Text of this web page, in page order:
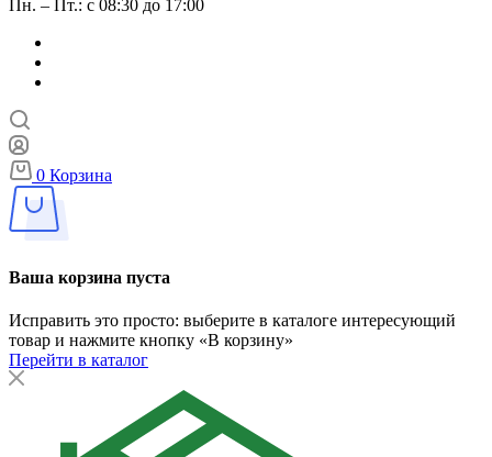
Пн. – Пт.: с 08:30 до 17:00
0 Корзина
Ваша корзина пуста
Исправить это просто: выберите в каталоге интересующий
товар и нажмите кнопку «В корзину»
Перейти в каталог